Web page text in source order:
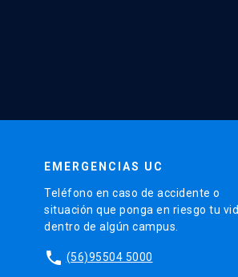
EMERGENCIAS UC
Teléfono en caso de accidente o
situación que ponga en riesgo tu
dentro de algún campus.
phone (56)95504 5000